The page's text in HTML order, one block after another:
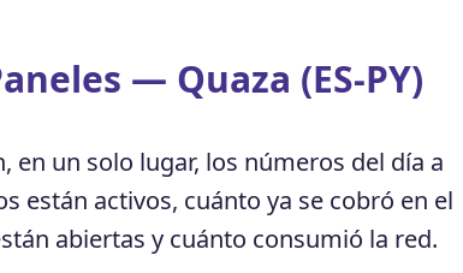
— Quaza (ES-PY)
en un solo lugar, los números del día a
están activos, cuánto ya se cobró en el
abiertas y cuánto consumió la red.